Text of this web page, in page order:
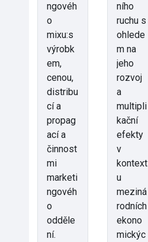
ngovéh
o
mixu:s
výrobk
em,
cenou,
distribu
cí a
propag
ací a
činnost
mi
marketi
ngovéh
o
odděle
ní.
ního
ruchu s
ohlede
m na
jeho
rozvoj
a
multipli
kační
efekty
v
kontext
u
meziná
rodních
ekono
mickýc